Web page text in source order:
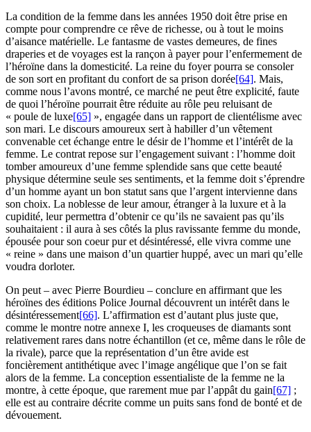
La condition de la femme dans les années 1950 doit être prise en
compte pour comprendre ce rêve de richesse, ou à tout le moins
d’aisance matérielle. Le fantasme de vastes demeures, de fines
draperies et de voyages est la rançon à payer pour l’enfermement de
l’héroïne dans la domesticité. La reine du foyer pourra se consoler
de son sort en profitant du confort de sa prison dorée[64]. Mais,
comme nous l’avons montré, ce marché ne peut être explicité, faute
de quoi l’héroïne pourrait être réduite au rôle peu reluisant de
« poule de luxe[65] », engagée dans un rapport de clientélisme avec
son mari. Le discours amoureux sert à habiller d’un vêtement
convenable cet échange entre le désir de l’homme et l’intérêt de la
femme. Le contrat repose sur l’engagement suivant : l’homme doit
tomber amoureux d’une femme splendide sans que cette beauté
physique détermine seule ses sentiments, et la femme doit s’éprendre
d’un homme ayant un bon statut sans que l’argent intervienne dans
son choix. La noblesse de leur amour, étranger à la luxure et à la
cupidité, leur permettra d’obtenir ce qu’ils ne savaient pas qu’ils
souhaitaient : il aura à ses côtés la plus ravissante femme du monde,
épousée pour son coeur pur et désintéressé, elle vivra comme une
« reine » dans une maison d’un quartier huppé, avec un mari qu’elle
voudra dorloter.
On peut – avec Pierre Bourdieu – conclure en affirmant que les
héroïnes des éditions Police Journal découvrent un intérêt dans le
désintéressement[66]. L’affirmation est d’autant plus juste que,
comme le montre notre annexe I, les croqueuses de diamants sont
relativement rares dans notre échantillon (et ce, même dans le rôle de
la rivale), parce que la représentation d’un être avide est
foncièrement antithétique avec l’image angélique que l’on se fait
alors de la femme. La conception essentialiste de la femme ne la
montre, à cette époque, que rarement mue par l’appât du gain[67] ;
elle est au contraire décrite comme un puits sans fond de bonté et de
dévouement.